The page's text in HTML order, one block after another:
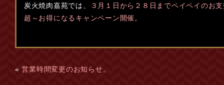
炭火焼肉嘉苑では、
３月１日から２８日までペイペイのお
超～お得になるキャンペーン開催。
«営業時間変更のお知らせ。